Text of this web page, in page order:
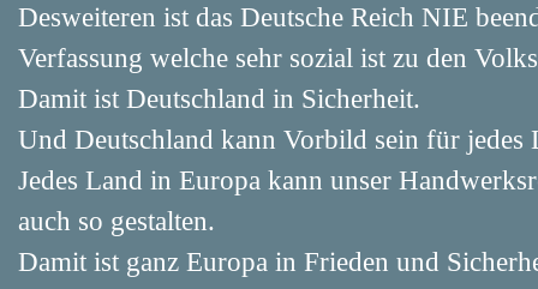
Desweiteren ist das Deutsche Reich NIE
Verfassung welche sehr sozial ist zu den
Damit ist Deutschland in Sicherheit.
Und Deutschland kann Vorbild sein für
Jedes Land in Europa kann unser
auch so gestalten.
Damit ist ganz Europa in Frieden und